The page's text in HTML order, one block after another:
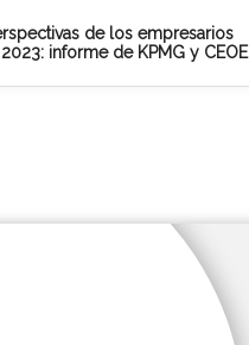
de los empresarios
informe de KPMG y CEOE